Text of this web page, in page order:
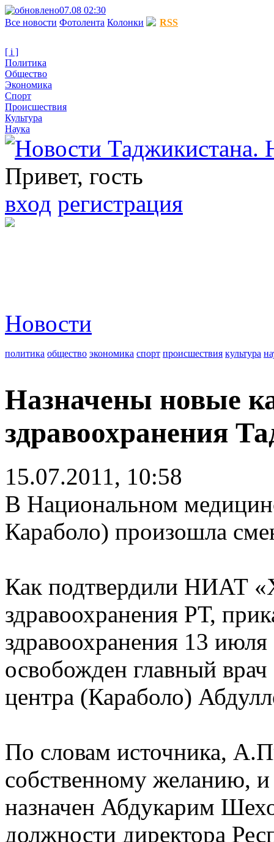
07.08 02:30
Все новости Фотолента Колонки RSS
[ i ]
Политика
Общество
Экономика
Спорт
Происшествия
Культура
Наука
Привет, гость
вход регистрация
Новости
политика общество экономика спорт происшествия культура
Назначены новые
здравоохранения
15.07.2011, 10:58
В Национальном
Караболо) произошла
Как подтвердили НИАТ
здравоохранения РТ,
здравоохранения 13
освобожден главный
центра (Караболо)
По словам источника,
собственному желанию,
назначен Абдукарим
должности директора